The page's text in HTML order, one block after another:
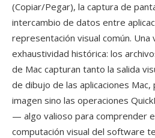
(Copiar/Pegar), la captura de
intercambio de datos entre
representación visual común. Una
exhaustividad histórica: los
de Mac capturan tanto la salida
de dibujo de las aplicaciones
imagen sino las operaciones
— algo valioso para comprender
computación visual del software